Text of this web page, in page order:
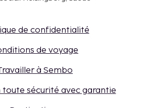
de confidentialité
de voyage
à Sembo
toute sécurité avec garantie